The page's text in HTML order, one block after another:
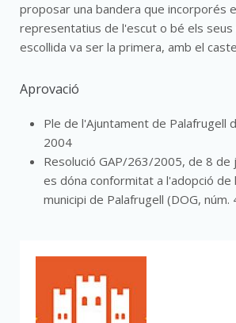
proposar una bandera que incorporés
representatius de l'escut o bé els seus
escollida va ser la primera, amb el
Aprovació
Ple de l'Ajuntament de Palafrugell
2004
Resolució GAP/263/2005, de 8 de
es dóna conformitat a l'adopció de
municipi de Palafrugell (DOG,